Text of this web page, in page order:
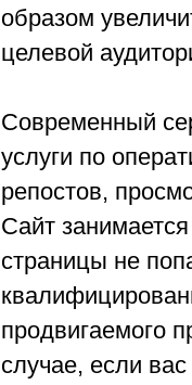
образом
целевой
Современный
услуги по
репостов,
Сайт
страницы не
продвигаемого
случае, если